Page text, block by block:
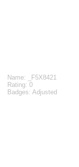
Name: _F5X8421
Rating: 0
Badges: Adjusted